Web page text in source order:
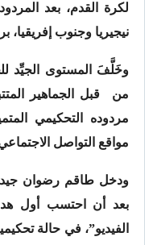
لكرة القدم، بعد
نيجيريا وجنوب إفريقيا،
وخَلَّفَ المستوى الجيِّد
من قبل الجماهير
مردوده التحكيمي
مواقع التواصل
ودخل طاقم رضوان جيد
بعد أن احتسب أول
الفيديو”، في حالة